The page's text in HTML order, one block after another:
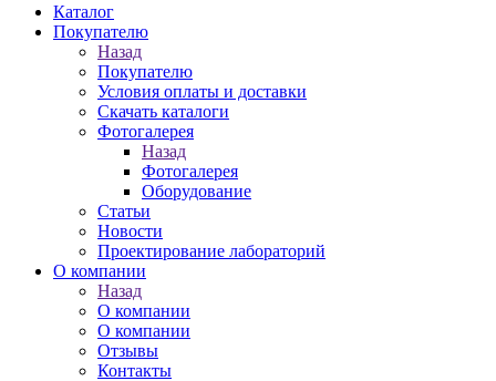
Каталог
Покупателю
Назад
Покупателю
Условия оплаты и доставки
Скачать каталоги
Фотогалерея
Назад
Фотогалерея
Оборудование
Статьи
Новости
Проектирование лабораторий
О компании
Назад
О компании
О компании
Отзывы
Контакты